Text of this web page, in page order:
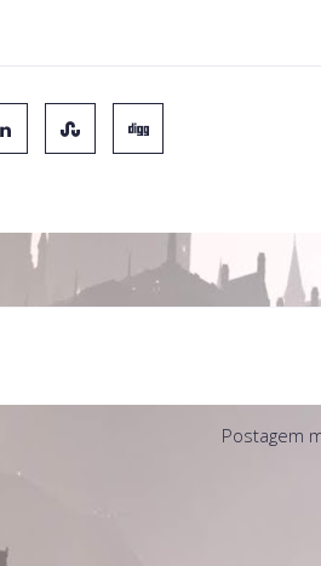
Postagem